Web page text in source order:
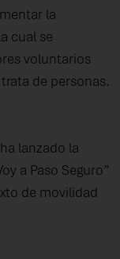
la
cual se
voluntarios
de personas.
lanzado la
a Paso Seguro”
de movilidad